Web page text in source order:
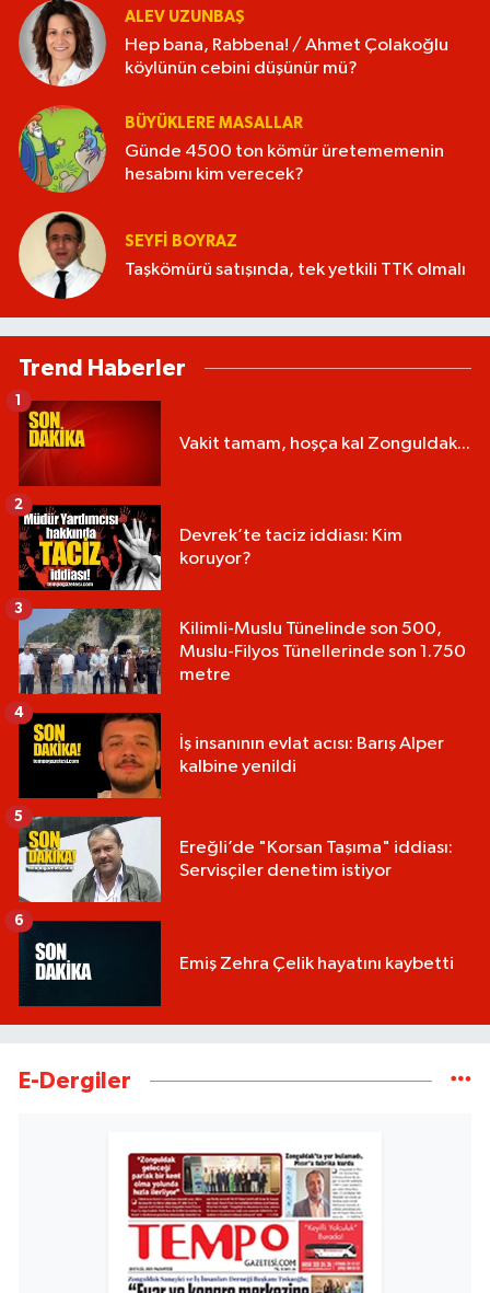
ALEV UZUNBAŞ
Hep bana, Rabbena! / Ahmet Çolakoğlu
köylünün cebini düşünür mü?
BÜYÜKLERE MASALLAR
Günde 4500 ton kömür üretememenin
hesabını kim verecek?
SEYFI BOYRAZ
Taşkömürü satışında, tek yetkili TTK olmalı
Trend Haberler
Vakit tamam, hoşça kal Zonguldak...
1
Devrek’te taciz iddiası: Kim
koruyor?
2
Kilimli-Muslu Tünelinde son 500,
Muslu-Filyos Tünellerinde son 1.750
metre
3
İş insanının evlat acısı: Barış Alper
kalbine yenildi
4
Ereğli’de "Korsan Taşıma" iddiası:
Servisçiler denetim istiyor
5
Emiş Zehra Çelik hayatını kaybetti
6
E-Dergiler